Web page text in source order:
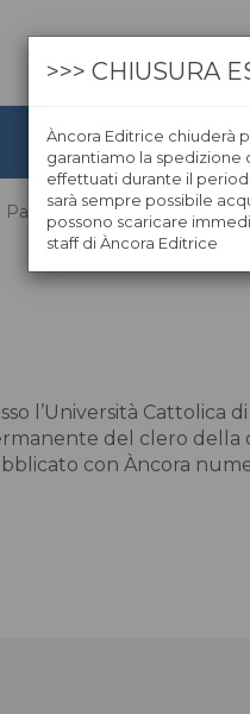
GRAFICA
Pagina 2
l’Università Cattolica
del clero della
con Àncora
>>> CHIUSURA
Àncora Editrice chiuderà
garantiamo la spedizione
effettuati durante il
sarà sempre possibile
possono scaricare
staff di Àncora Editrice